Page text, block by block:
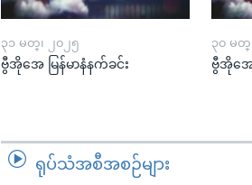
၃၁ မတ္၊ ၂၀၂၅
ဗွီအိုအေ မြန်မာနံနက်ခင်း
၃၀ မတ္
ဗွီအိုအေ
ရုပ်သံအစီအစဉ်များ